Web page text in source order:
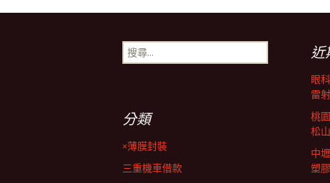
章
搜
尋
近
眼
雷
桃
松
中
塑
分類
×薄膜封裝
三重機車借款